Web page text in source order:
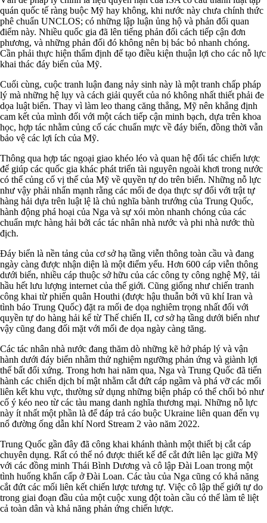
quán quốc tế ràng buộc Mỹ hay không, khi nước này chưa chính thức
phê chuẩn UNCLOS; có những lập luận ủng hộ và phản đối quan
điểm này. Nhiều quốc gia đã lên tiếng phản đối cách tiếp cận đơn
phương, và những phản đối đó không nên bị bác bỏ nhanh chóng.
Cần phải thực hiện thẩm định để tạo điều kiện thuận lợi cho các nỗ lực
khai thác đáy biển của Mỹ.
Cuối cùng, cuộc tranh luận đang nảy sinh này là một tranh chấp pháp
lý mà những hệ lụy và cách giải quyết của nó không nhất thiết phải đe
dọa luật biển. Thay vì làm leo thang căng thẳng, Mỹ nên khẳng định
cam kết của mình đối với một cách tiếp cận minh bạch, dựa trên khoa
học, hợp tác nhằm củng cố các chuẩn mực về đáy biển, đồng thời vẫn
bảo vệ các lợi ích của Mỹ.
Thông qua hợp tác ngoại giao khéo léo và quan hệ đối tác chiến lược
để giúp các quốc gia khác phát triển tài nguyên ngoài khơi trong nước
có thể củng cố vị thế của Mỹ về quyền tự do trên biển. Những nỗ lực
như vậy phải nhấn mạnh rằng các mối đe dọa thực sự đối với trật tự
hàng hải dựa trên luật lệ là chủ nghĩa bành trướng của Trung Quốc,
hành động phá hoại của Nga và sự xói mòn nhanh chóng của các
chuẩn mực hàng hải bởi các tác nhân nhà nước và phi nhà nước thù
địch.
Đáy biển là nền tảng của cơ sở hạ tầng viễn thông toàn cầu và đang
ngày càng được nhận diện là một điểm yếu. Hơn 600 cáp viễn thông
dưới biển, nhiều cáp thuộc sở hữu của các công ty công nghệ Mỹ, tải
hầu hết lưu lượng internet của thế giới. Cũng giống như chiến tranh
công khai từ phiến quân Houthi (được hậu thuẫn bởi vũ khí Iran và
tình báo Trung Quốc) đặt ra mối đe dọa nghiêm trọng nhất đối với
quyền tự do hàng hải kể từ Thế chiến II, cơ sở hạ tầng dưới biển như
vậy cũng đang đối mặt với mối đe dọa ngày càng tăng.
Các tác nhân nhà nước đang thăm dò những kẽ hở pháp lý và vận
hành dưới đáy biển nhằm thử nghiệm ngưỡng phản ứng và giành lợi
thế bất đối xứng. Trong hơn hai năm qua, Nga và Trung Quốc đã tiến
hành các chiến dịch bí mật nhằm cắt đứt cáp ngầm và phá vỡ các mối
liên kết khu vực, thường sử dụng những biện pháp có thể chối bỏ như
cố ý kéo neo từ các tàu mang danh nghĩa thương mại. Những nỗ lực
này ít nhất một phần là để đáp trả cáo buộc Ukraine liên quan đến vụ
nổ đường ống dẫn khí Nord Stream 2 vào năm 2022.
Trung Quốc gần đây đã công khai khánh thành một thiết bị cắt cáp
chuyên dụng. Rất có thể nó được thiết kế để cắt đứt liên lạc giữa Mỹ
với các đồng minh Thái Bình Dương và cô lập Đài Loan trong một
tình huống khẩn cấp ở Đài Loan. Các tàu của Nga cũng có khả năng
cắt đứt các mối liên kết chiến lược tương tự. Việc cô lập thế giới tự do
trong giai đoạn đầu của một cuộc xung đột toàn cầu có thể làm tê liệt
cả toàn dân và khả năng phản ứng chiến lược.